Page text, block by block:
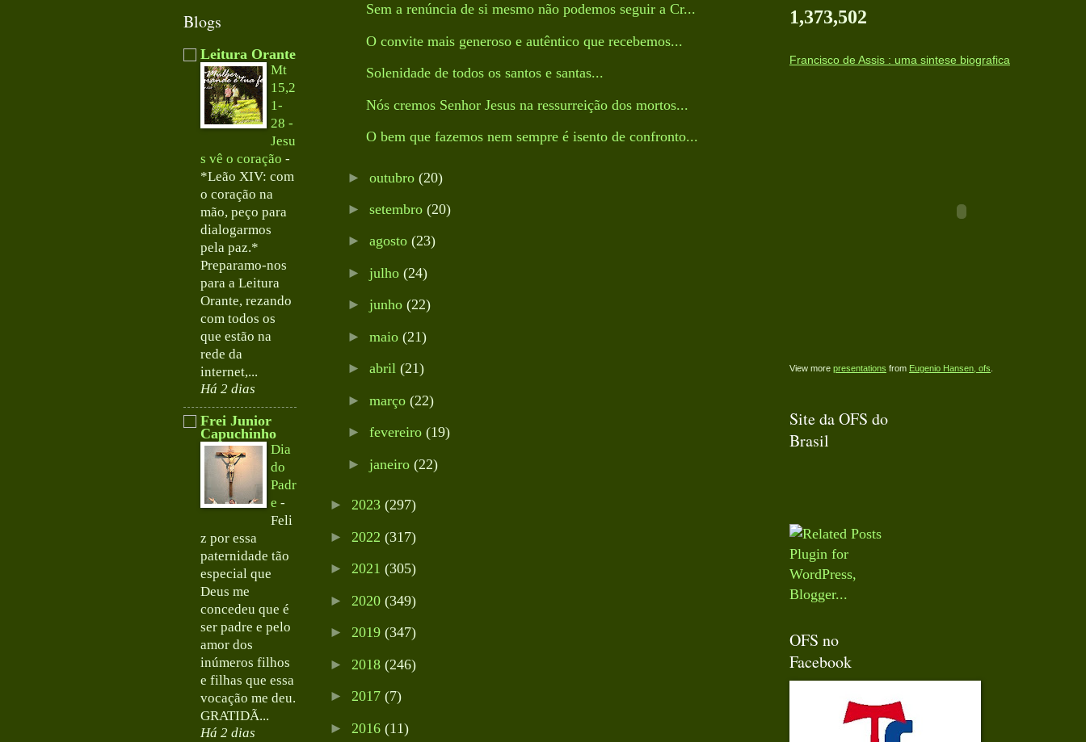
Sem a renúncia de si mesmo não podemos seguir a Cr...
O convite mais generoso e autêntico que recebemos...
Solenidade de todos os santos e santas...
Nós cremos Senhor Jesus na ressurreição dos mortos...
O bem que fazemos nem sempre é isento de confronto...
►outubro(20)
►setembro(20)
►agosto(23)
►julho(24)
►junho(22)
►maio(21)
►abril(21)
►março(22)
►fevereiro(19)
►janeiro(22)
► 2023 (297)
► 2022 (317)
► 2021 (305)
► 2020 (349)
► 2019 (347)
► 2018 (246)
► 2017 (7)
► 2016 (11)
Blogs
Leitura Orante
Mt
15,2
1-
28 -
Jesu
s vê o coração -
*Leão XIV: com
o coração na
mão, peço para
dialogarmos
pela paz.*
Preparamo-nos
para a Leitura
Orante, rezando
com todos os
que estão na
rede da
internet,...
Há 2 dias
Frei Junior
Capuchinho
Dia
do
Padr
e -
Feli
z por essa
paternidade tão
especial que
Deus me
concedeu que é
ser padre e pelo
amor dos
inúmeros filhos
e filhas que essa
vocação me deu.
GRATIDÃ...
Há 2 dias
1,373,502
Francisco de Assis : uma sintese biografica
View more presentations from Eugenio Hansen, ofs
Site da OFS do
Brasil
OFS no
Facebook